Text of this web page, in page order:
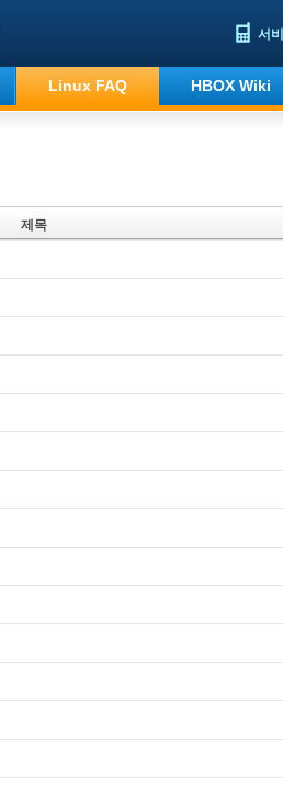
서
Linux FAQ HBOX Wiki
제목